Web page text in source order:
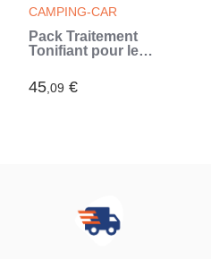
CAMPING-CAR
Pack Traitement
Tonifiant pour le
InnovaGoods
45,09 €